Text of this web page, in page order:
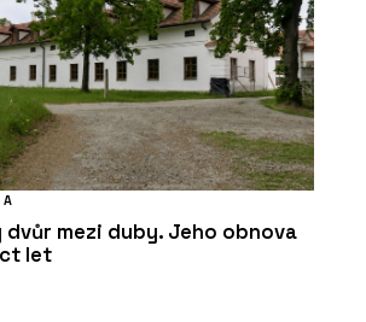
dvůr mezi duby. Jeho obnova
let